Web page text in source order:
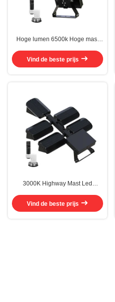
Hoge lumen 6500k Hoge mast
Vind de beste prijs
3000K Highway Mast Led
met 3 jaar garantie
Vind de beste prijs